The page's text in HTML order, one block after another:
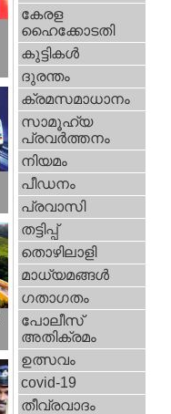
കേരള
ഹൈക്കോടതി
കുട്ടികള്‍
ദുരന്തം
ക്രമസമാധാനം
സാമൂഹ്യ
പ്രവര്‍ത്തനം
നിയമം
പീഡനം
പ്രവാസി
തട്ടിപ്പ്‌
തൊഴിലാളി
മാധ്യമങ്ങള്‍
ഗതാഗതം
പോലീസ്‌
അതിക്രമം
ഉത്സവം
covid-19
തീവ്രവാദം